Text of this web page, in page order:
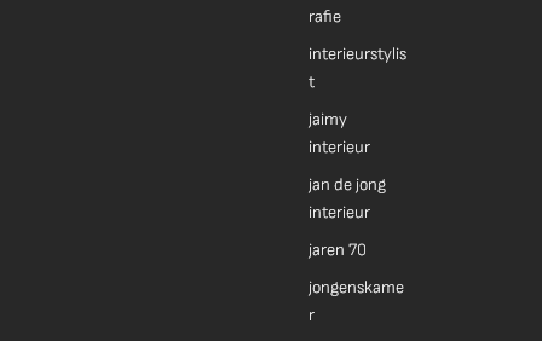
rafie
interieurstylis
t
jaimy
interieur
jan de jong
interieur
jaren 70
jongenskame
r